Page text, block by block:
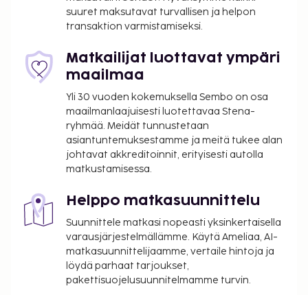
suoritettavat maksut. Maksuihin saattaa sisältyä
sovellettavat verot:
Kaupunki perii kaupunkiveron, joka maksetaan
majoituspaikassa. Veron määrä riippuu
kaudesta, eikä sitä välttämättä peritä ympäri
vuoden. Muita poikkeuksia tai alennuksia
saatetaan soveltaa. Lisätietoja saat ottamalla
yhteyttä majoituspaikkaan
varausvahvistuksessa olevia tietoja käyttäen.
Kaupungin perimä vero: 1.11.–31.3. välisenä aikana
0.50 EUR per majoitustila per yö
Kaupungin perimä vero: 1.4.–31.10. välisenä
aikana 2.00 EUR per majoitustila per yö
Tässä on mainittu kaikki majoituspaikan meille
suuret maksutavat turvallisen ja helpon
transaktion varmistamiseksi.
Matkailijat luottavat ympäri
maailmaa
Yli 30 vuoden kokemuksella Sembo on osa
maailmanlaajuisesti luotettavaa Stena-
ryhmää. Meidät tunnustetaan
asiantuntemuksestamme ja meitä tukee alan
johtavat akkreditoinnit, erityisesti autolla
matkustamisessa.
Helppo matkasuunnittelu
Suunnittele matkasi nopeasti yksinkertaisella
varausjärjestelmällämme. Käytä Ameliaa, AI-
matkasuunnittelijaamme, vertaile hintoja ja
löydä parhaat tarjoukset,
pakettisuojelusuunnitelmamme turvin.